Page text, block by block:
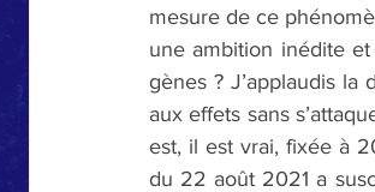
mesure de ce
une ambition inédite
gènes ? J’applaudis la
aux effets sans
est, il est vrai, fixée à
du 22 août 2021 a